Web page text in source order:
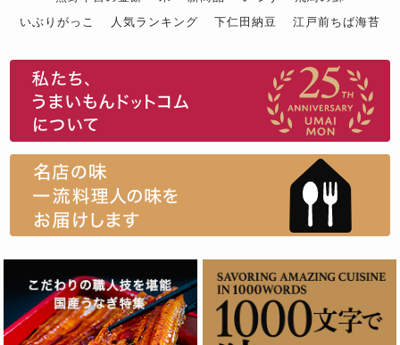
いぶりがっこ
人気ランキング 下仁田納豆
江戸前ちば海苔